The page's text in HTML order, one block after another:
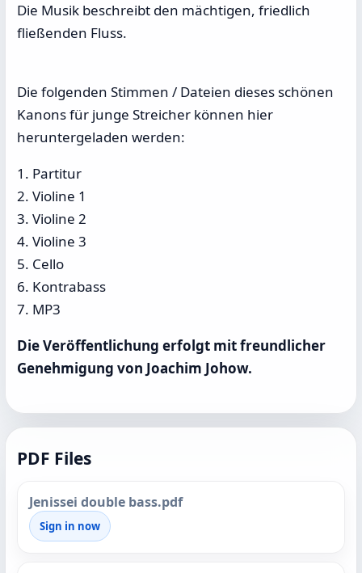
Die Musik beschreibt den mächtigen, friedlich
fließenden Fluss.
Die folgenden Stimmen / Dateien dieses schönen
Kanons für junge Streicher können hier
heruntergeladen werden:
1. Partitur
2. Violine 1
3. Violine 2
4. Violine 3
5. Cello
6. Kontrabass
7. MP3
Die Veröffentlichung erfolgt mit freundlicher
Genehmigung von Joachim Johow.
PDF Files
Jenissei double bass.pdf
Sign in now